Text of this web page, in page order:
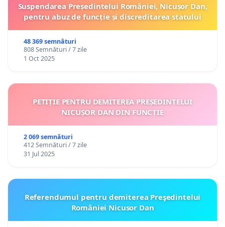
Suspendarea Președintelui României, Nicușor Dan,
pentru abuz de funcție și discreditarea statului
48 369 semnături
808 Semnături / 7 zile
1 Oct 2025
PETIȚIE PENTRU DEMITEREA PREȘEDINTELUI
NICUȘOR DAN DIN FUNCȚIE
2 069 semnături
412 Semnături / 7 zile
31 Jul 2025
Referendumul pentru demiterea Preşedintelui
României Nicusor Dan